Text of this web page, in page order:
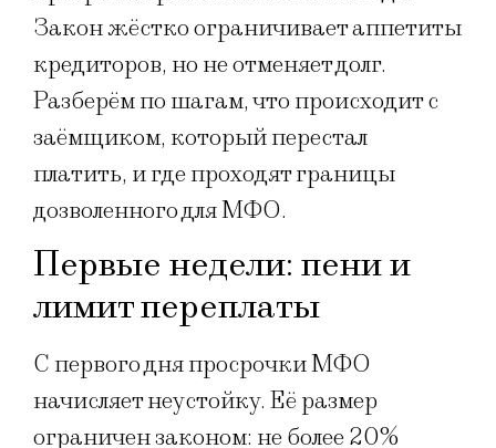
Закон жёстко ограничивает аппетиты
кредиторов, но не отменяет долг.
Разберём по шагам, что происходит с
заёмщиком, который перестал
платить, и где проходят границы
дозволенного для МФО.
Первые недели: пени и
лимит переплаты
С первого дня просрочки МФО
начисляет неустойку. Её размер
ограничен законом: не более 20%